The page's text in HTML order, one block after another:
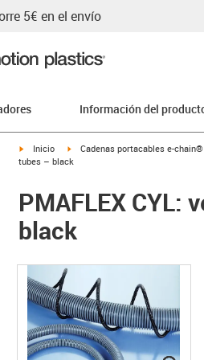
5€ en el envío
Información del
igus-icon-arrow-right
Inicio igus-icon-arrow-right
Cadenas portacables e-chain®
tubes – black
PMAFLEX CYL:
black